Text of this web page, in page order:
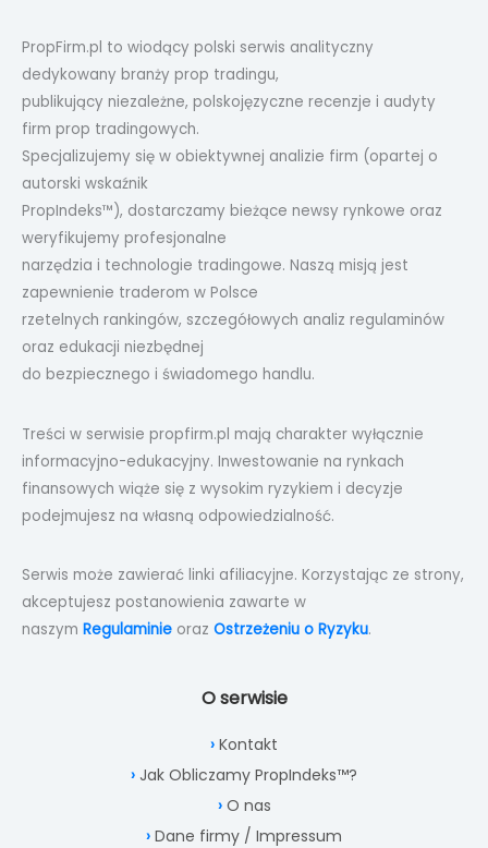
PropFirm.pl to wiodący polski serwis analityczny
dedykowany branży prop tradingu,
publikujący niezależne, polskojęzyczne recenzje i audyty
firm prop tradingowych.
Specjalizujemy się w obiektywnej analizie firm (opartej o
autorski wskaźnik
PropIndeks™), dostarczamy bieżące newsy rynkowe oraz
weryfikujemy profesjonalne
narzędzia i technologie tradingowe. Naszą misją jest
zapewnienie traderom w Polsce
rzetelnych rankingów, szczegółowych analiz regulaminów
oraz edukacji niezbędnej
do bezpiecznego i świadomego handlu.
Treści w serwisie propfirm.pl mają charakter wyłącznie
informacyjno-edukacyjny. Inwestowanie na rynkach
finansowych wiąże się z wysokim ryzykiem i decyzje
podejmujesz na własną odpowiedzialność.
Serwis może zawierać linki afiliacyjne. Korzystając ze strony,
akceptujesz postanowienia zawarte w
naszym Regulaminie oraz Ostrzeżeniu o Ryzyku.
O serwisie
Kontakt
Jak Obliczamy PropIndeks™?
O nas
Dane firmy / Impressum